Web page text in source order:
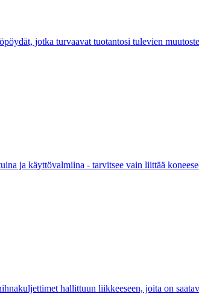
jotka turvaavat tuotantosi tulevien
ja käyttövalmiina - tarvitsee vain liittää
hallittuun liikkeeseen, joita on